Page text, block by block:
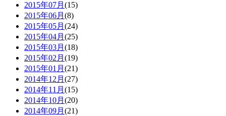
2015年07月 (15)
2015年06月 (8)
2015年05月 (24)
2015年04月 (25)
2015年03月 (18)
2015年02月 (19)
2015年01月 (21)
2014年12月 (27)
2014年11月 (15)
2014年10月 (20)
2014年09月 (21)